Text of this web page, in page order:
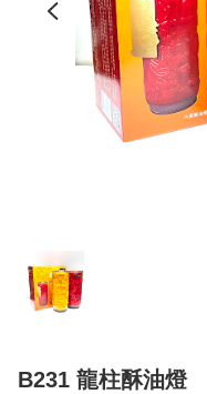
B231 龍柱酥油燈